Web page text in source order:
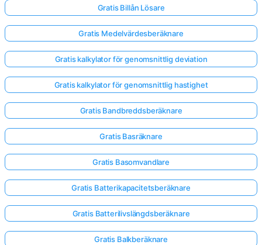
frågor
Ställ
din
första
fråga
Gratis Billån Lösare
Gratis Medelvärdesberäknare
Gratis kalkylator för genomsnittlig deviation
Gratis kalkylator för genomsnittlig hastighet
Gratis Bandbreddsberäknare
Gratis Basräknare
Gratis Basomvandlare
Gratis Batterikapacitetsberäknare
Gratis Batterilivslängdsberäknare
Gratis Balkberäknare